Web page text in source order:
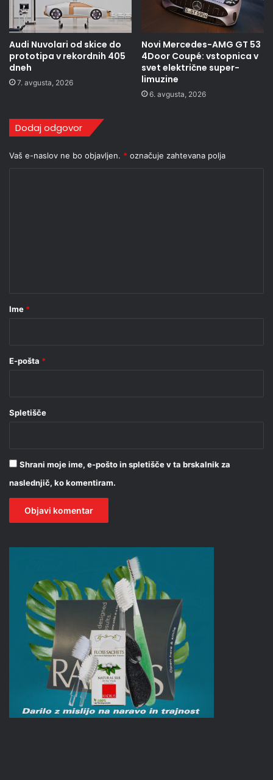
Audi Nuvolari od skice do
prototipa v rekordnih 405
dneh
7. avgusta, 2026
Novi Mercedes-AMG GT 53
4Door Coupé: vstopnica v
svet električne super-
limuzine
6. avgusta, 2026
Dodaj odgovor
Vaš e-naslov ne bo objavljen. * označuje zahtevana polja
rIme *
E-pošta *
Spletišče
Shrani moje ime, e-pošto in spletišče v ta brskalnik za
naslednjič, ko komentiram.